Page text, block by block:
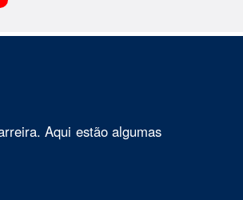
Aqui estão algumas